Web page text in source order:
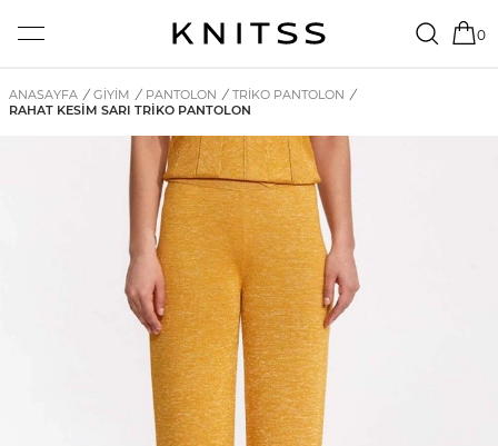
0
ANASAYFA / GİYİM / PANTOLON / TRIKO PANTOLON /
RAHAT KESIM SARI TRIKO PANTOLON